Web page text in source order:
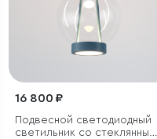
16 800 ₽
Подвесной светодиодный
светильник со стеклянным